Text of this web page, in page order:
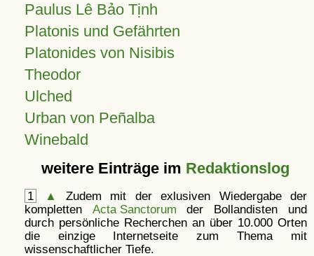
Paulus Lê Bảo Tịnh
Platonis und Gefährten
Platonides von Nisibis
Theodor
Ulched
Urban von Peñalba
Winebald
weitere Einträge im Redaktionslog
1 ▲
Zudem mit der exlusiven Wiedergabe der
kompletten Acta Sanctorum der Bollandisten und
durch persönliche Recherchen an über 10.000 Orten
die einzige Internetseite zum Thema mit
wissenschaftlicher Tiefe.